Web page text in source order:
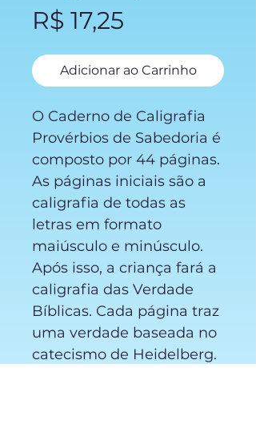
R$ 17,25
Adicionar ao Carrinho
O Caderno de Caligrafia
Provérbios de Sabedoria é
composto por 44 páginas.
As páginas iniciais são a
caligrafia de todas as
letras em formato
maiúsculo e minúsculo.
Após isso, a criança fará a
caligrafia das Verdade
Bíblicas. Cada página traz
uma verdade baseada no
catecismo de Heidelberg.